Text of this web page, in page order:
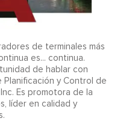
de terminales más
es... continua.
de hablar con
Planificación y Control de
Es promotora de la
líder en calidad y